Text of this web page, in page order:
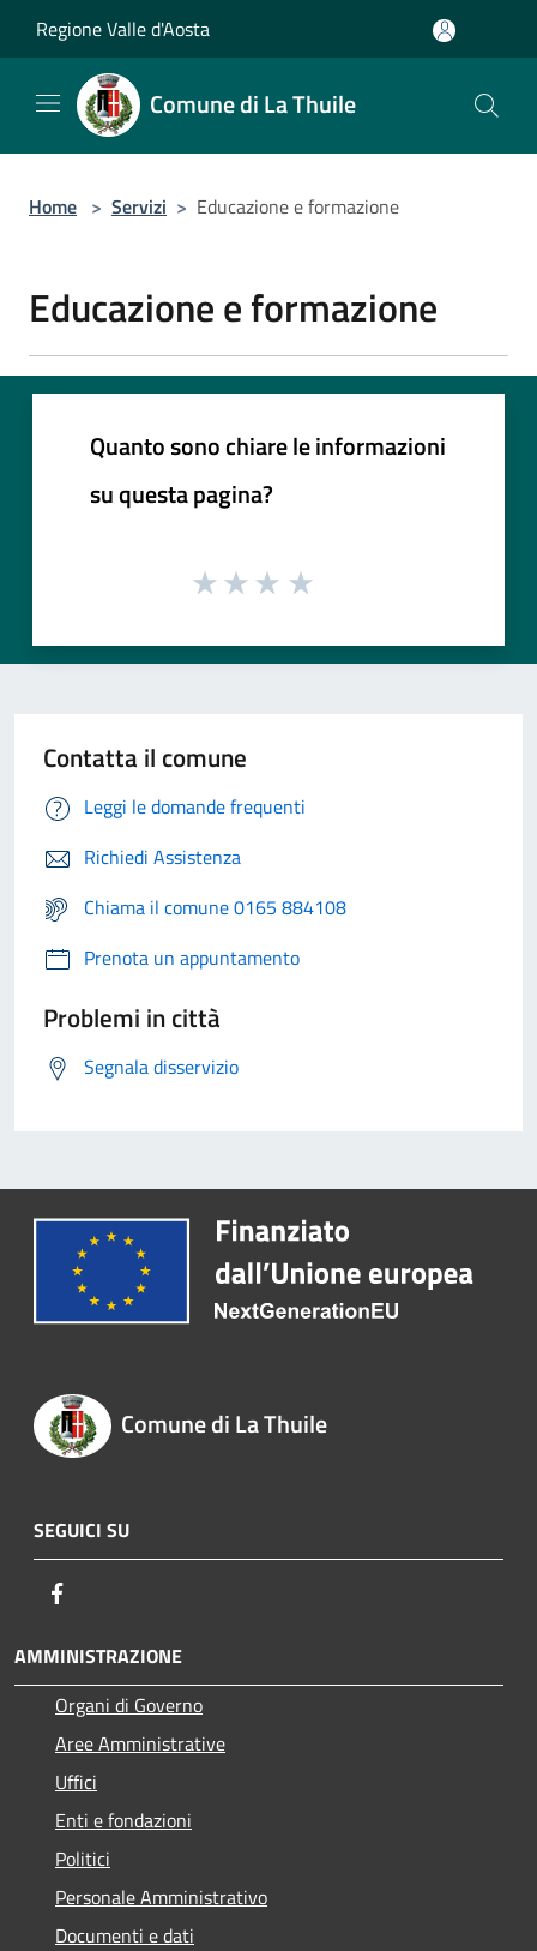
Regione Valle d'Aosta
Comune di La Thuile
Home > Servizi > Educazione e formazione
Educazione e formazione
Quanto sono chiare le informazioni
su questa pagina?
Contatta il comune
Leggi le domande frequenti
Richiedi Assistenza
Chiama il comune 0165 884108
Prenota un appuntamento
Problemi in città
Segnala disservizio
Comune di La Thuile
SEGUICI SU
AMMINISTRAZIONE
Organi di Governo
Aree Amministrative
Uffici
Enti e fondazioni
Politici
Personale Amministrativo
Documenti e dati